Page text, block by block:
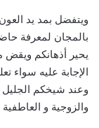
ويتفضل بمد يد
بالمجان لمعرفة
يحير أذهانكم
الإجابة عليه سواء
وعند شيخكم الجليل
والزوجية و